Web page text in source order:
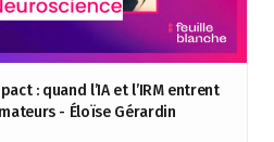
: quand l’IA et l’IRM entrent
- Éloïse Gérardin